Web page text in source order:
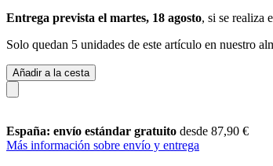
Entrega prevista el martes, 18 agosto, si se realiza
Solo quedan 5 unidades de este artículo en nuestro
Añadir a la cesta
España: envío estándar gratuito desde 87,90 €
Más información sobre envío y entrega